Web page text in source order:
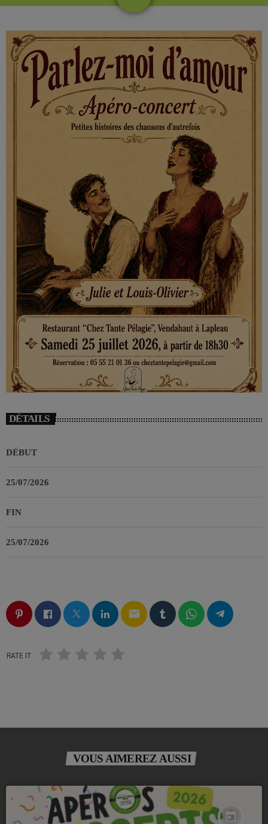
DÉTAILS
DÉBUT
25/07/2026
FIN
25/07/2026
email
RATE IT
VOUS AIMEREZ AUSSI
today